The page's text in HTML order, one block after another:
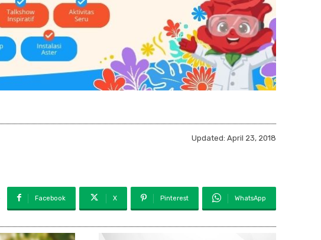
Updated: April 23, 2018
Facebook X Pinterest WhatsApp